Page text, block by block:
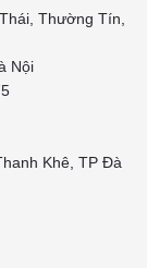
Thường Tín,
Nội
Khê, TP Đà